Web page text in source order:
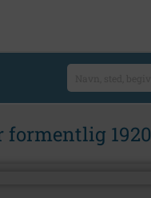
formentlig 1920